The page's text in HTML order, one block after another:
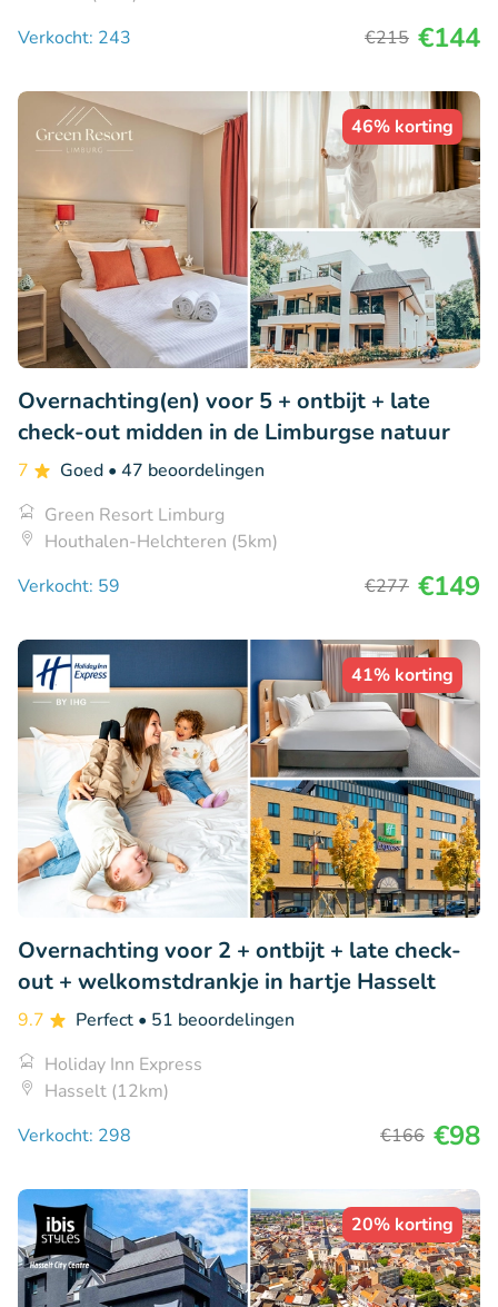
Verkocht: 243
€215 €144
46% korting
Overnachting(en) voor 5 + ontbijt + late
check-out midden in de Limburgse natuur
7 Goed • 47 beoordelingen
Green Resort Limburg
Houthalen-Helchteren (5km)
Verkocht: 59
€277 €149
41% korting
Overnachting voor 2 + ontbijt + late check-
out + welkomstdrankje in hartje Hasselt
9.7 Perfect • 51 beoordelingen
Holiday Inn Express
Hasselt (12km)
Verkocht: 298
€166 €98
20% korting